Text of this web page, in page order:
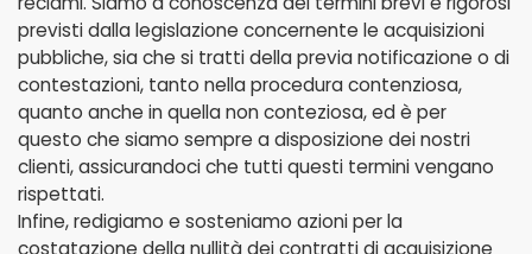
previsti dalla legislazione concernente le acquisizioni
pubbliche, sia che si tratti della previa notificazione o di
contestazioni, tanto nella procedura contenziosa,
quanto anche in quella non conteziosa, ed è per
questo che siamo sempre a disposizione dei nostri
clienti, assicurandoci che tutti questi termini vengano
rispettati.
Infine, redigiamo e sosteniamo azioni per la
costatazione della nullità dei contratti di acquisizione